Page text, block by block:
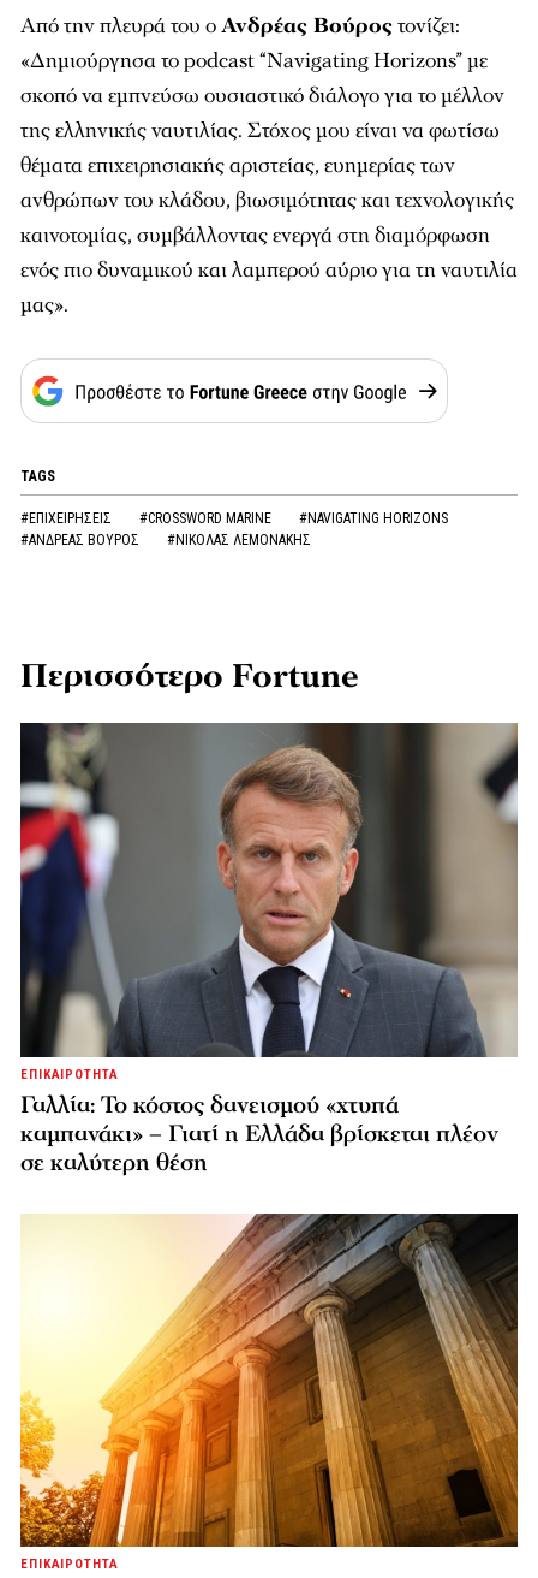
Από την πλευρά του οΑνδρέας Βούροςτονίζει:
«Δημιούργησα το podcast “Navigating Horizons” με
σκοπό να εμπνεύσω ουσιαστικό διάλογο για το μέλλον
της ελληνικής ναυτιλίας. Στόχος μου είναι να φωτίσω
θέματα επιχειρησιακής αριστείας, ευημερίας των
ανθρώπων του κλάδου, βιωσιμότητας και τεχνολογικής
καινοτομίας, συμβάλλοντας ενεργά στη διαμόρφωση
ενός πιο δυναμικού και λαμπερού αύριο για τη ναυτιλία
μας».
TAGS
#ΕΠΙΧΕΙΡΗΣΕΙΣ #CROSSWORD MARINE
#NAVIGATING HORIZONS
#ΑΝΔΡΕΑΣ ΒΟΥΡΟΣ
#ΝΙΚΟΛΑΣ ΛΕΜΟΝΑΚΗΣ
Περισσότερο Fortune
ΕΠΙΚΑΙΡΟΤΗΤΑ
Γαλλία: Το κόστος δανεισμού «χτυπά
καμπανάκι» – Γιατί η Ελλάδα βρίσκεται πλέον
σε καλύτερη θέση
ΕΠΙΚΑΙΡΟΤΗΤΑ